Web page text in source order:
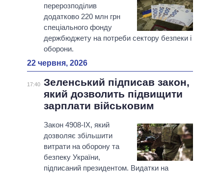
перерозподілив
додатково 220 млн грн
спеціального фонду
держбюджету на потреби сектору безпеки і
оборони.
22 червня, 2026
17:40 Зеленський підписав закон,
який дозволить підвищити
зарплати військовим
Закон 4908-ІХ, який
дозволяє збільшити
витрати на оборону та
безпеку України,
підписаний президентом. Видатки на